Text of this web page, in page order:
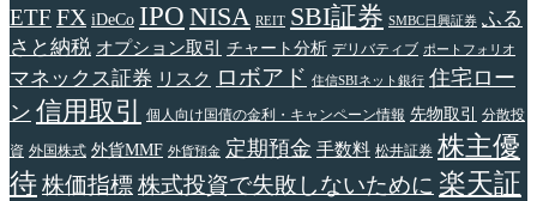
ETF FX iDeCo IPO NISA REIT SBI証券 SMBC日興証券 ふる
さと納税 オプション取引 チャート分析 デリバティブ ポートフォリオ
マネックス証券 リスク ロボアド 住信SBIネット銀行 住宅ロー
ン 信用取引 個人向け国債の金利・キャンペーン情報 先物取引 分散投
資 外国株式 外貨MMF 外貨預金 定期預金 手数料 松井証券 株主優
待株価指標株式投資で失敗しないために 楽天証